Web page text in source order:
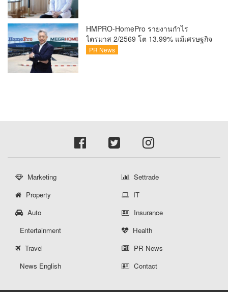
HMPRO-HomePro รายงานกำไร
ไตรมาส 2/2569 โต 13.99% แม้เศรษฐกิจ
ผันผวนเดินหน้าขยายสาขา เสริมพอร์ต
PR News
Marketing
Settrade
Property
IT
Auto
Insurance
Entertainment
Health
Travel
PR News
News English
Contact